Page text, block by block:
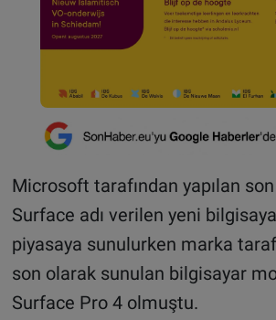
Microsoft tarafından yapılan
Surface adı verilen yeni
piyasaya sunulurken marka
son olarak sunulan bilgisayar
Surface Pro 4 olmuştu.